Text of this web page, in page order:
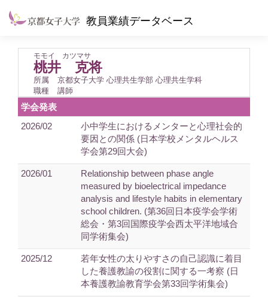
教員業績データベース
モモイ カツマサ
桃井 克将
所属
京都女子大学 心理共生学部 心理共生学科
職種
講師
学会発表
2026/02
小中学生におけるメンターと心理社会的
要因との関係 (日本学校メンタルヘルス
学会第29回大会)
2026/01
Relationship between phase angle
measured by bioelectrical impedance
analysis and lifestyle habits in elementary
school children. (第36回日本疫学会学術
総会・第3回国際疫学会西太平洋地域合
同学術集会)
2025/12
若年女性の太りやすさの自己認識に着目
した養護教諭の役割に関する一考察 (日
本養護教諭教育学会第33回学術集会)